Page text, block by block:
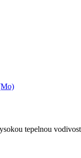
tepelnou